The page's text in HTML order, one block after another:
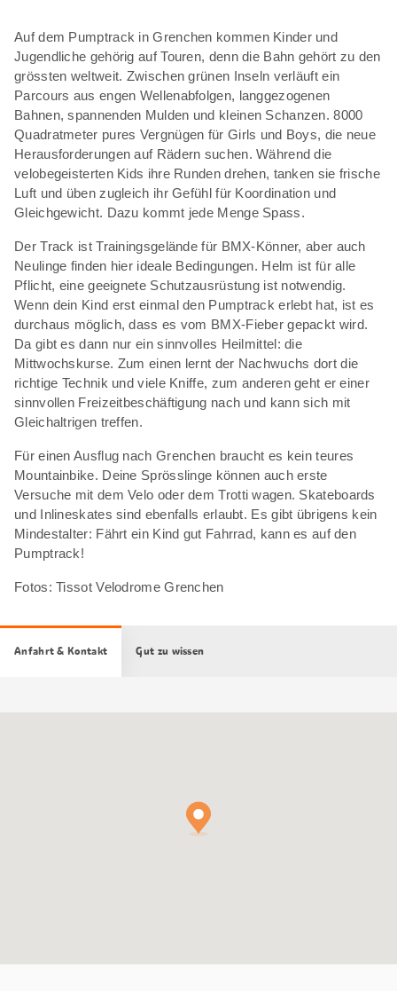
Auf dem Pumptrack in Grenchen kommen Kinder und
Jugendliche gehörig auf Touren, denn die Bahn gehört zu den
grössten weltweit. Zwischen grünen Inseln verläuft ein
Parcours aus engen Wellenabfolgen, langgezogenen
Bahnen, spannenden Mulden und kleinen Schanzen. 8000
Quadratmeter pures Vergnügen für Girls und Boys, die neue
Herausforderungen auf Rädern suchen. Während die
velobegeisterten Kids ihre Runden drehen, tanken sie frische
Luft und üben zugleich ihr Gefühl für Koordination und
Gleichgewicht. Dazu kommt jede Menge Spass.
Der Track ist Trainingsgelände für BMX-Könner, aber auch
Neulinge finden hier ideale Bedingungen. Helm ist für alle
Pflicht, eine geeignete Schutzausrüstung ist notwendig.
Wenn dein Kind erst einmal den Pumptrack erlebt hat, ist es
durchaus möglich, dass es vom BMX-Fieber gepackt wird.
Da gibt es dann nur ein sinnvolles Heilmittel: die
Mittwochskurse. Zum einen lernt der Nachwuchs dort die
richtige Technik und viele Kniffe, zum anderen geht er einer
sinnvollen Freizeitbeschäftigung nach und kann sich mit
Gleichaltrigen treffen.
Für einen Ausflug nach Grenchen braucht es kein teures
Mountainbike. Deine Sprösslinge können auch erste
Versuche mit dem Velo oder dem Trotti wagen. Skateboards
und Inlineskates sind ebenfalls erlaubt. Es gibt übrigens kein
Mindestalter: Fährt ein Kind gut Fahrrad, kann es auf den
Pumptrack!
Fotos: Tissot Velodrome Grenchen
Anfahrt & Kontakt Gut zu wissen